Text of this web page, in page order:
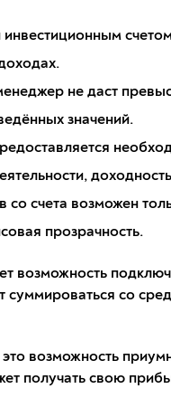
не даст
значений.
со счета возможен
прозрачность.
возможность
суммироваться со
это возможность
получать свою